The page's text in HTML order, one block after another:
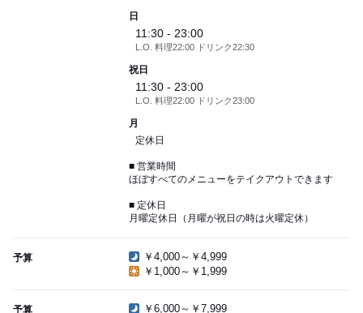
日
11:30 - 23:00
L.O. 料理22:00 ドリンク22:30
祝日
11:30 - 23:00
L.O. 料理22:00 ドリンク23:00
月
定休日
■ 営業時間
ほぼすべてのメニューをテイクアウトできます
■ 定休日
月曜定休日（月曜が祝日の時は火曜定休）
予算
￥4,000～￥4,999
￥1,000～￥1,999
予算 ￥6,000～￥7,999